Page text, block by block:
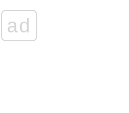
ad